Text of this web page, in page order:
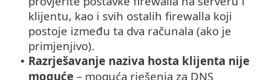
klijentu, kao i svih ostalih firewalla koji
postoje između ta dva računala (ako je
primjenjivo).
• Razrješavanje naziva hosta klijenta nije
moguće – moguća rješenja za DNS